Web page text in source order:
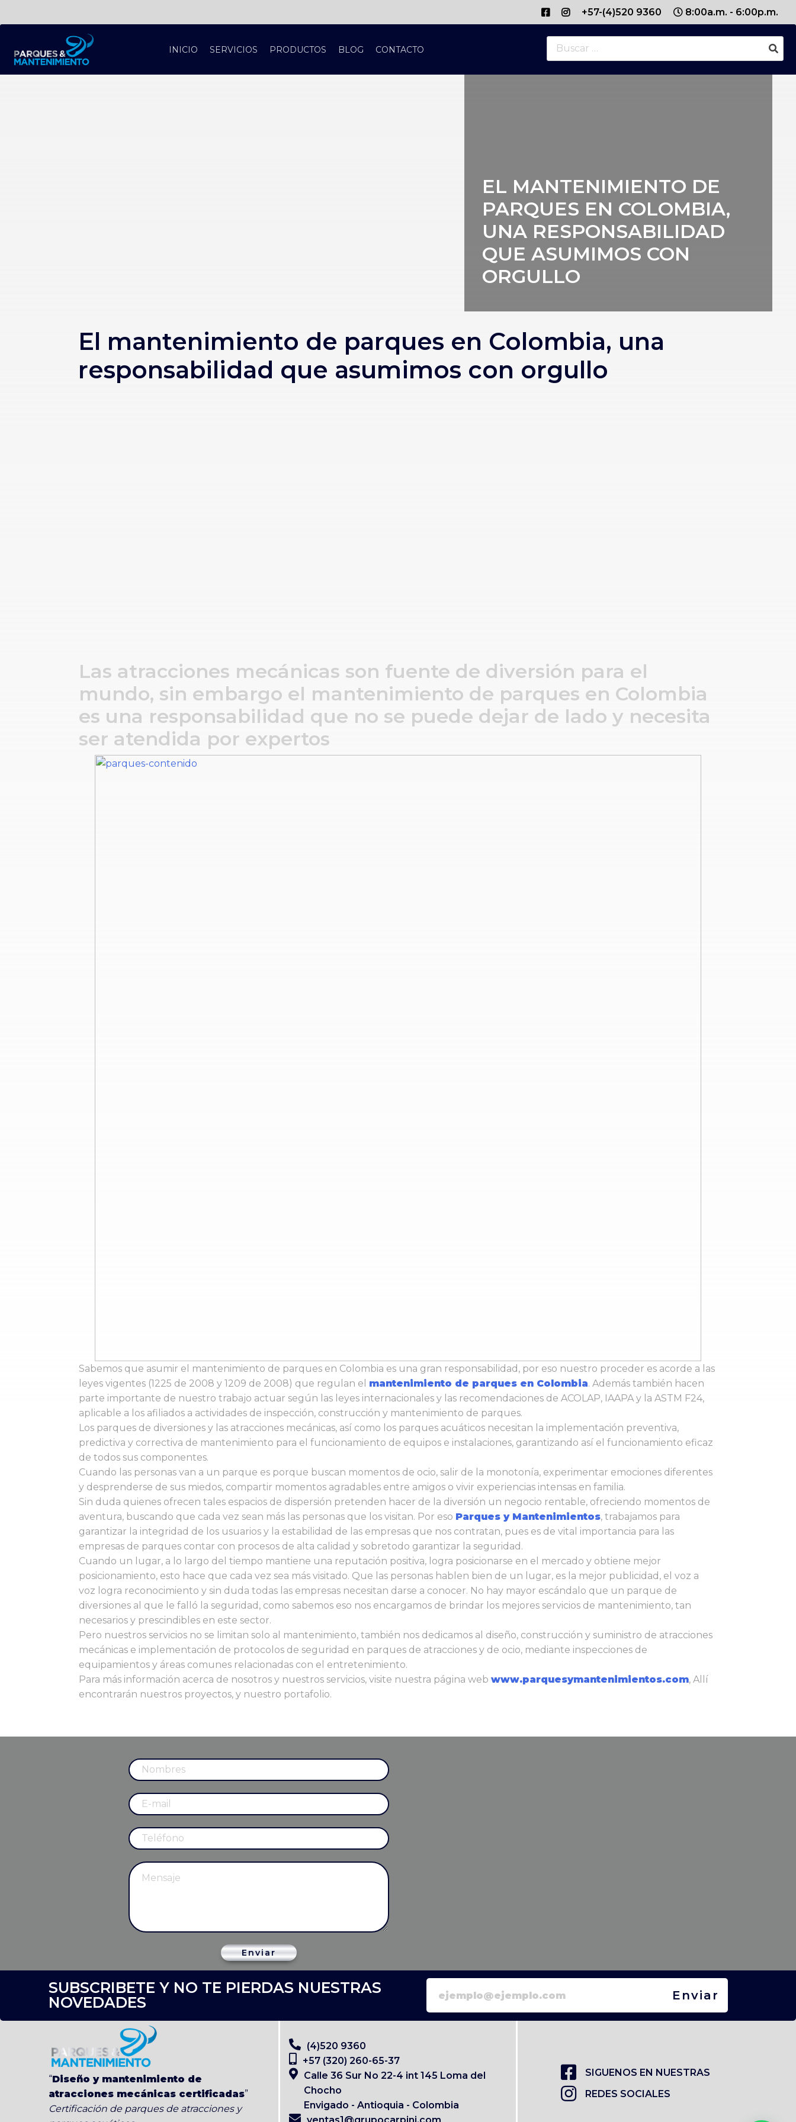
+57-(4)520 9360 8:00a.m. - 6:00p.m.
INICIO SERVICIOS PRODUCTOS BLOG CONTACTO
Buscar:
EL MANTENIMIENTO DE
PARQUES EN COLOMBIA,
UNA RESPONSABILIDAD
QUE ASUMIMOS CON
ORGULLO
El mantenimiento de parques en Colombia, una
responsabilidad que asumimos con orgullo
Las atracciones mecánicas son fuente de diversión para el
mundo, sin embargo el mantenimiento de parques en Colombia
es una responsabilidad que no se puede dejar de lado y necesita
ser atendida por expertos
Sabemos que asumir el mantenimiento de parques en Colombia es una gran responsabilidad, por eso nuestro proceder es acorde a las
leyes vigentes (1225 de 2008 y 1209 de 2008) que regulan el mantenimiento de parques en Colombia. Además también hacen
parte importante de nuestro trabajo actuar según las leyes internacionales y las recomendaciones de ACOLAP, IAAPA y la ASTM F24,
aplicable a los afiliados a actividades de inspección, construcción y mantenimiento de parques.
Los parques de diversiones y las atracciones mecánicas, así como los parques acuáticos necesitan la implementación preventiva,
predictiva y correctiva de mantenimiento para el funcionamiento de equipos e instalaciones, garantizando así el funcionamiento eficaz
de todos sus componentes.
Cuando las personas van a un parque es porque buscan momentos de ocio, salir de la monotonía, experimentar emociones diferentes
y desprenderse de sus miedos, compartir momentos agradables entre amigos o vivir experiencias intensas en familia.
Sin duda quienes ofrecen tales espacios de dispersión pretenden hacer de la diversión un negocio rentable, ofreciendo momentos de
aventura, buscando que cada vez sean más las personas que los visitan. Por eso Parques y Mantenimientos, trabajamos para
garantizar la integridad de los usuarios y la estabilidad de las empresas que nos contratan, pues es de vital importancia para las
empresas de parques contar con procesos de alta calidad y sobretodo garantizar la seguridad.
Cuando un lugar, a lo largo del tiempo mantiene una reputación positiva, logra posicionarse en el mercado y obtiene mejor
posicionamiento, esto hace que cada vez sea más visitado. Que las personas hablen bien de un lugar, es la mejor publicidad, el voz a
voz logra reconocimiento y sin duda todas las empresas necesitan darse a conocer. No hay mayor escándalo que un parque de
diversiones al que le falló la seguridad, como sabemos eso nos encargamos de brindar los mejores servicios de mantenimiento, tan
necesarios y prescindibles en este sector.
Pero nuestros servicios no se limitan solo al mantenimiento, también nos dedicamos al diseño, construcción y suministro de atracciones
mecánicas e implementación de protocolos de seguridad en parques de atracciones y de ocio, mediante inspecciones de
equipamientos y áreas comunes relacionadas con el entretenimiento.
Para más información acerca de nosotros y nuestros servicios, visite nuestra página web www.parquesymantenimientos.com, Allí
encontrarán nuestros proyectos, y nuestro portafolio.
Enviar
SUBSCRIBETE Y NO TE PIERDAS NUESTRAS
NOVEDADES
Enviar
“Diseño y mantenimiento de
atracciones mecánicas certificadas”
Certificación de parques de atracciones y
(4)520 9360
+57 (320) 260-65-37
Calle 36 Sur No 22-4 int 145 Loma del
Chocho
Envigado - Antioquia - Colombia
SIGUENOS EN NUESTRAS
REDES SOCIALES